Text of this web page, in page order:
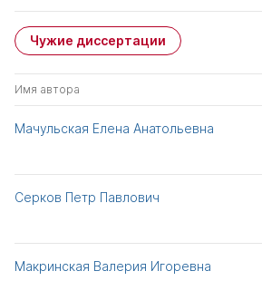
Чужие диссертации
Имя автора
Мачульская Елена Анатольевна
Серков Петр Павлович
Макринская Валерия Игоревна